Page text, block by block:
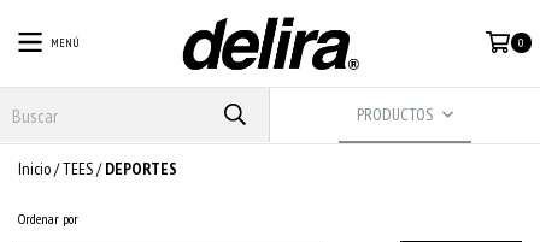
MENÚ 0
PRODUCTOS
Inicio/TEES/ DEPORTES
Ordenar por